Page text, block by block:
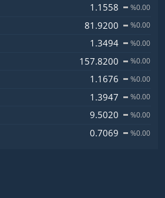
1.1558 %0.00
81.9200 %0.00
1.3494 %0.00
157.8200 %0.00
1.1676 %0.00
1.3947 %0.00
9.5020 %0.00
0.7069 %0.00